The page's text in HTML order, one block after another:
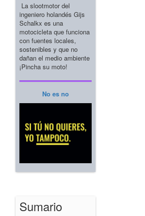
La slootmotor del
ingeniero holandés Gijs
Schalkx es una
motocicleta que funciona
con fuentes locales,
sostenibles y que no
dañan el medio ambiente
¡Pincha su moto!
No es no
Sumario